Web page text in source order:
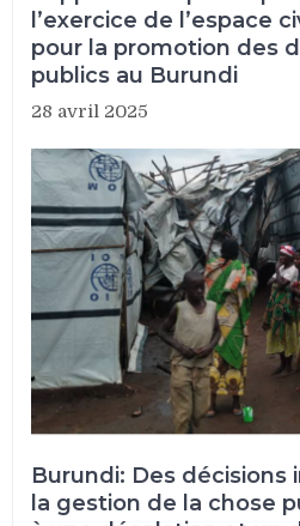
l’exercice de l’espace
pour la promotion des
publics au Burundi
28 avril 2025
Burundi: Des décisions
la gestion de la chose